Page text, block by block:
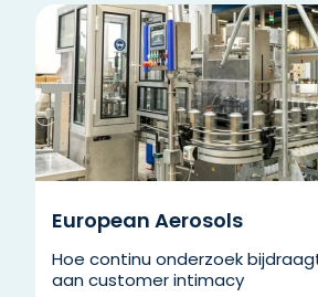
European Aerosols
Hoe continu onderzoek
aan customer intimacy